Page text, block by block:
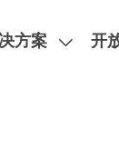
方案 开